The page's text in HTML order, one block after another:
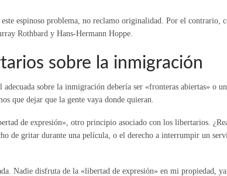
espinoso problema, no reclamo originalidad. Por el contrario,
Rothbard y Hans-Hermann Hoppe.
sobre la inmigración
sobre la inmigración debería ser «fronteras abiertas» o
que dejar que la gente vaya donde quieran.
de expresión», otro principio asociado con los libertarios.
de gritar durante una película, o el derecho a interrumpir un
Nadie disfruta de la «libertad de expresión» en mi propiedad,